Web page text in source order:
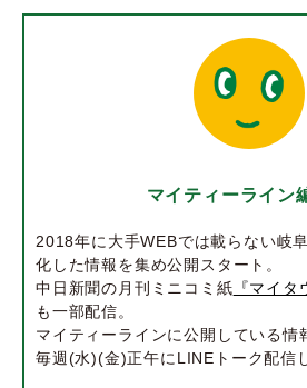
マイティーライン
2018年に大手WEBでは載らない岐
化した情報を集め公開スタート。
中日新聞の月刊ミニコミ紙 『マイタ
も一部配信。
マイティーラインに公開している情
毎週(水)(金)正午にLINEトーク配信